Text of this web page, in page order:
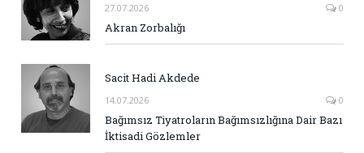
27.07.2026 0
Akran Zorbalığı
Sacit Hadi Akdede
14.07.2026 0
Bağımsız Tiyatroların Bağımsızlığına Dair Bazı
İktisadi Gözlemler